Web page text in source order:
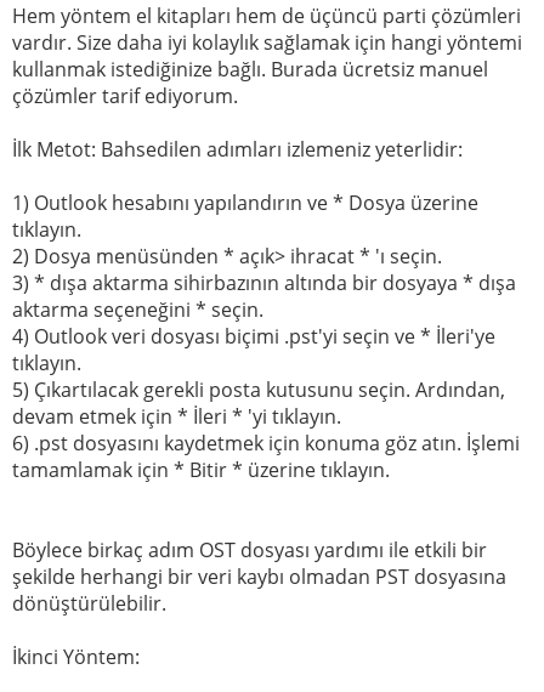
Hem yöntem el kitapları hem de üçüncü parti çözümleri
vardır. Size daha iyi kolaylık sağlamak için hangi yöntemi
kullanmak istediğinize bağlı. Burada ücretsiz manuel
çözümler tarif ediyorum.
İlk Metot: Bahsedilen adımları izlemeniz yeterlidir:
1) Outlook hesabını yapılandırın ve * Dosya üzerine
tıklayın.
2) Dosya menüsünden * açık> ihracat * 'ı seçin.
3) * dışa aktarma sihirbazının altında bir dosyaya * dışa
aktarma seçeneğini * seçin.
4) Outlook veri dosyası biçimi .pst'yi seçin ve * İleri'ye
tıklayın.
5) Çıkartılacak gerekli posta kutusunu seçin. Ardından,
devam etmek için * İleri * 'yi tıklayın.
6) .pst dosyasını kaydetmek için konuma göz atın. İşlemi
tamamlamak için * Bitir * üzerine tıklayın.
Böylece birkaç adım OST dosyası yardımı ile etkili bir
şekilde herhangi bir veri kaybı olmadan PST dosyasına
dönüştürülebilir.
İkinci Yöntem: